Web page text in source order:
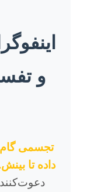
و
تجسمی
داده تا